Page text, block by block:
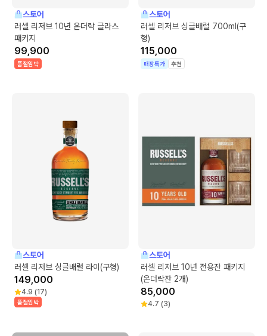
스토어
러셀 리저브 10년 온더락 글라스
패키지
99,900
품절임박
스토어
러셀 리저브 싱글배럴 700ml(구
형)
115,000
매장특가 추천
스토어
러셀 리저브 싱글배럴 라이(구형)
149,000
4.9 (17)
품절임박
스토어
러셀 리저브 10년 전용잔 패키지
(온더락잔 2개)
85,000
4.7 (3)